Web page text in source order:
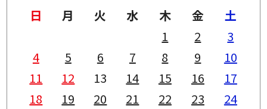
日 月 火 水 木 金
土
1
2
3
4
5 6 7 8 9
10
11
12 13 14 15 16
17
18
19 20 21 22 23
24